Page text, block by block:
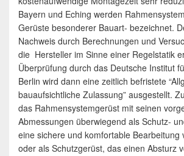
Bayern und Eching werden
Gerüste besonderer Bauart- bezeichnet.
Nachweis durch Berechnungen und
die Hersteller im Sinne einer Regelstatik
Überprüfung durch das Deutsche Institut
Berlin wird dann eine zeitlich befristete
bauaufsichtliche Zulassung” ausgestellt.
das Rahmensystemgerüst mit seinen
Abmessungen überwiegend als Schutz-
eine sichere und komfortable Bearbeitung
oder als Schutzgerüst, das einen Absturz